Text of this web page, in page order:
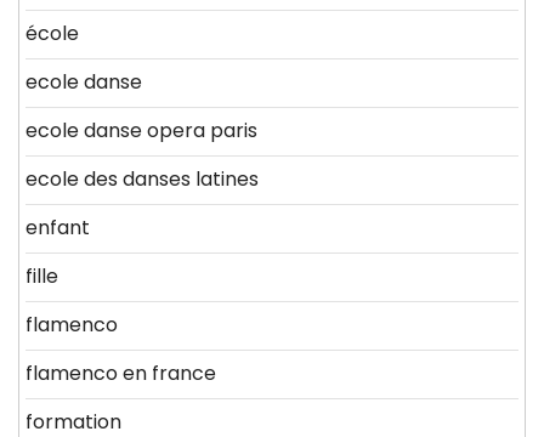
école
ecole danse
ecole danse opera paris
ecole des danses latines
enfant
fille
flamenco
flamenco en france
formation